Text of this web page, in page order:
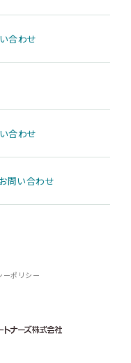
合わせ
合わせ
問い合わせ
ーポリシー